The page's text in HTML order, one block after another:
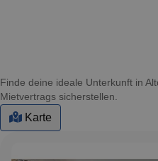
Finde deine ideale Unterkunft in
Mietvertrags sicherstellen.
Karte